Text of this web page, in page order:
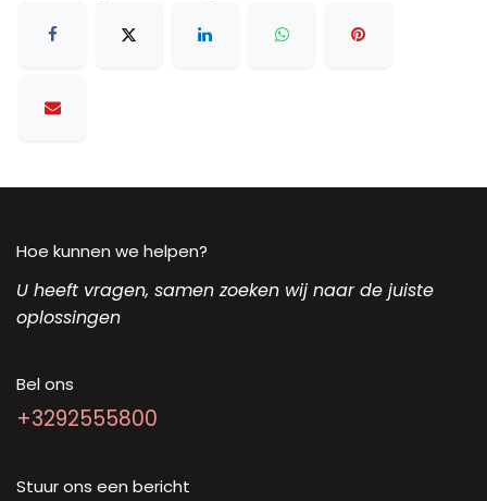
Hoe kunnen we helpen?
U heeft vragen, samen zoeken wij naar de juiste
oplossingen
Bel ons
+3292555800
Stuur ons een bericht